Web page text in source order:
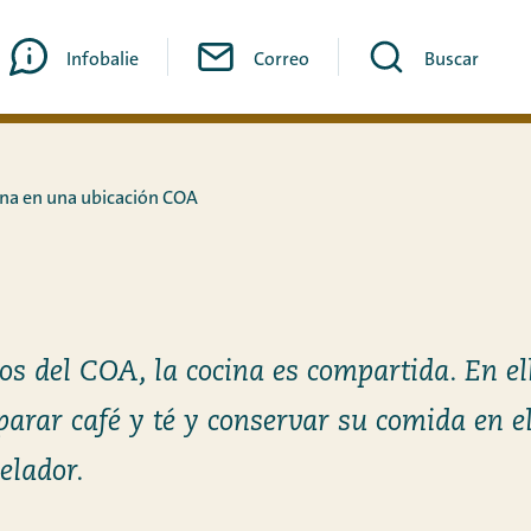
Infobalie Correo Buscar
en una ubicación COA
del COA, la cocina es compartida. En
café y té y conservar su comida en